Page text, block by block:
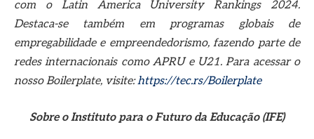
com o Latin America University Rankings 2024.
Destaca-se também em programas globais de
empregabilidade e empreendedorismo, fazendo parte de
redes internacionais como APRU e U21. Para acessar o
nosso Boilerplate, visite:https://tec.rs/Boilerplate
Sobre o Instituto para o Futuro da Educação (IFE)